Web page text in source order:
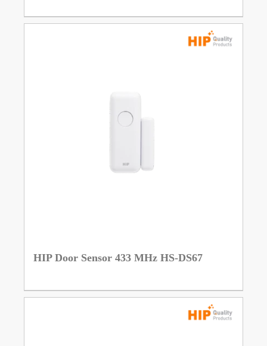
HIP Door Sensor 433 MHz HS-DS67